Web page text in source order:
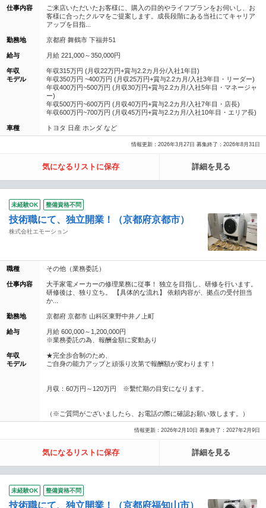
仕事内容
ご来店いただいたお客様に、購入の目的やライフプランをお伺いし、お
客様に合ったクルマをご提案します。成長段階にある当社にてキャリア
アップを目指...
勤務地 京都府 舞鶴市 下福井51
給与 月給 221,000～350,000円
年収
モデル
年収315万円 (月収22万円+賞与2.2カ月分/入社1年目)
年収350万円 ~400万円 (月収25万円+賞与2.2カ月/入社3年目・リーダー)
年収400万円~500万円 (月収30万円+賞与2.2カ月/入社5年目・マネージャ
ー)
年収500万円~600万円 (月収40万円+賞与2.2カ月/入社7年目・店長)
年収600万円~700万円 (月収45万円+賞与2.2カ月/入社10年目・エリア長)
車種 トヨタ 日産 ホンダ など
情報更新：2026年3月27日 募集終了：2026年8月31日
気になるリストに保存 詳細を見る
未経験OK 整備資格不問
技術職にて、独立開業！（京都府京都市）
株式会社エモーション
職種 その他（業務委託）
仕事内容
大手家電メーカーの修理業務に従事！ 独立を目指し、研修を行います。
研修後は、独り立ち。 【具体的な流れ】 依頼内容が、拠点の受付担当
か...
勤務地 京都府 京都市 山科区東野中井ノ上町
給与
月給 600,000～1,200,000円
※業務委託の為、報酬金額に変動あり
年収
モデル
★完全歩合制のため、
ご自身の能力アップと頑張り次第で報酬額が変わります！
月収：60万円～120万円 ※繫忙期の目安になります。
（※ご質問がございましたら、お電話の際に確認お願い致します。）
情報更新：2026年2月10日 募集終了：2027年2月9日
気になるリストに保存 詳細を見る
未経験OK 整備資格不問
技術職にて、独立開業！（京都府福知山市）